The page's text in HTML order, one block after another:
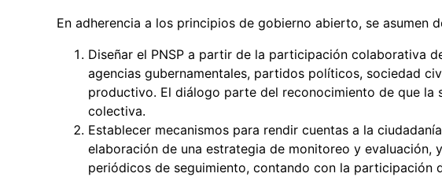
En adherencia a los principios de gobierno abierto, se asumen
Diseñar el PNSP a partir de la participación colaborativa
agencias gubernamentales, partidos políticos, sociedad
productivo. El diálogo parte del reconocimiento de que la
colectiva.
Establecer mecanismos para rendir cuentas a la
elaboración de una estrategia de monitoreo y evaluación,
periódicos de seguimiento, contando con la participación